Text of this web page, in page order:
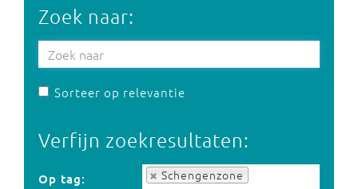
Zoek naar:
Sorteer op relevantie
Verfijn zoekresultaten:
Op tag: Schengenzone
Op tag: